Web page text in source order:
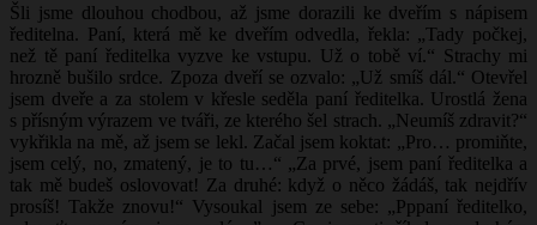
Šli jsme dlouhou chodbou, až jsme dorazili ke dveřím s nápisem
ředitelna. Paní, která mě ke dveřím odvedla, řekla: „Tady počkej,
než tě paní ředitelka vyzve ke vstupu. Už o tobě ví.“ Strachy mi
hrozně bušilo srdce. Zpoza dveří se ozvalo: „Už smíš dál.“ Otevřel
jsem dveře a za stolem v křesle seděla paní ředitelka. Urostlá žena
s přísným výrazem ve tváři, ze kterého šel strach. „Neumíš zdravit?“
vykřikla na mě, až jsem se lekl. Začal jsem koktat: „Pro… promiňte,
jsem celý, no, zmatený, je to tu…“ „Za prvé, jsem paní ředitelka a
tak mě budeš oslovovat! Za druhé: když o něco žádáš, tak nejdřív
prosíš! Takže znovu!“ Vysoukal jsem ze sebe: „Pppaní ředitelko,